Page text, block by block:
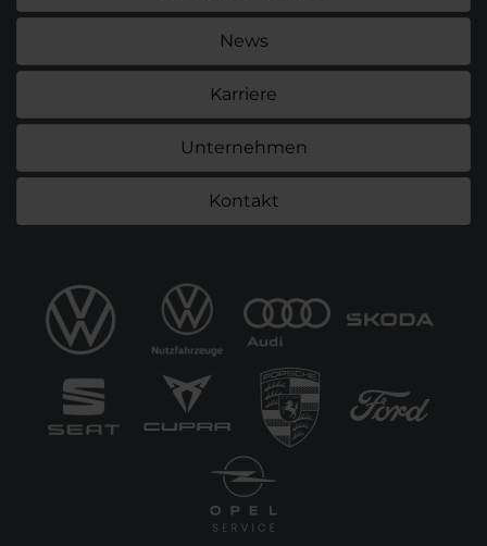
News
Karriere
Unternehmen
Kontakt